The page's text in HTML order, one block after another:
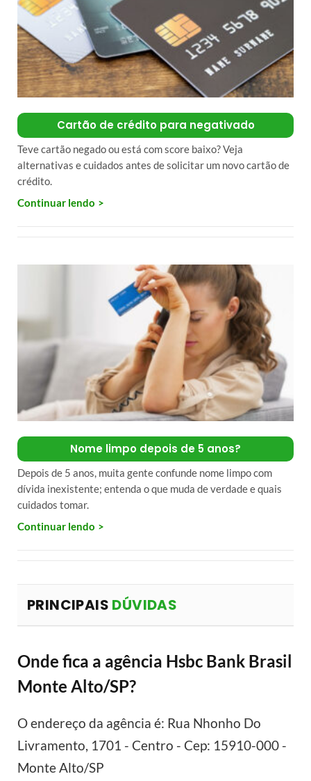
Cartão de crédito para negativado
Teve cartão negado ou está com score baixo? Veja
alternativas e cuidados antes de solicitar um novo cartão de
crédito.
Continuar lendo
Nome limpo depois de 5 anos?
Depois de 5 anos, muita gente confunde nome limpo com
dívida inexistente; entenda o que muda de verdade e quais
cuidados tomar.
Continuar lendo
PRINCIPAIS DÚVIDAS
Onde fica a agência Hsbc Bank Brasil
Monte Alto/SP?
O endereço da agência é: Rua Nhonho Do
Livramento, 1701 - Centro - Cep: 15910-000 -
Monte Alto/SP